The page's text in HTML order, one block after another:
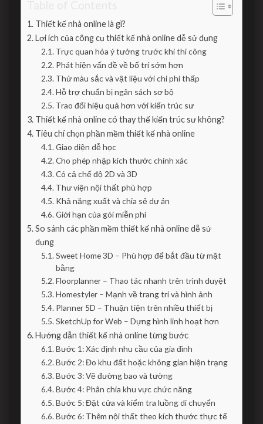
Thiết kế nhà online là gì?
Lợi ích của công cụ thiết kế nhà online dễ sử dụng
Trực quan hóa ý tưởng trước khi thi công
Phát hiện vấn đề về bố trí sớm hơn
Thử màu sắc và vật liệu với chi phí thấp
Hỗ trợ chuẩn bị ngân sách sơ bộ
Trao đổi hiệu quả hơn với kiến trúc sư
Thiết kế nhà online có thay thế kiến trúc sư không?
Tiêu chí chọn phần mềm thiết kế nhà online
Giao diện dễ học
Cho phép nhập kích thước chính xác
Có cả chế độ 2D và 3D
Thư viện nội thất phù hợp
Khả năng xuất và chia sẻ dự án
Giới hạn của gói miễn phí
So sánh các phần mềm thiết kế nhà online dễ sử
dụng
Sweet Home 3D – Phù hợp để bắt đầu từ mặt
bằng
Floorplanner – Thao tác nhanh trên trình duyệt
Homestyler – Mạnh về trang trí và hình ảnh
Planner 5D – Thuận tiện trên nhiều thiết bị
SketchUp for Web – Dựng hình linh hoạt hơn
Hướng dẫn thiết kế nhà online từng bước
Bước 1: Xác định nhu cầu của gia đình
Bước 2: Đo khu đất hoặc không gian hiện trạng
Bước 3: Vẽ đường bao và tường
Bước 4: Phân chia khu vực chức năng
Bước 5: Đặt cửa và kiểm tra luồng di chuyển
Bước 6: Thêm nội thất theo kích thước thực tế